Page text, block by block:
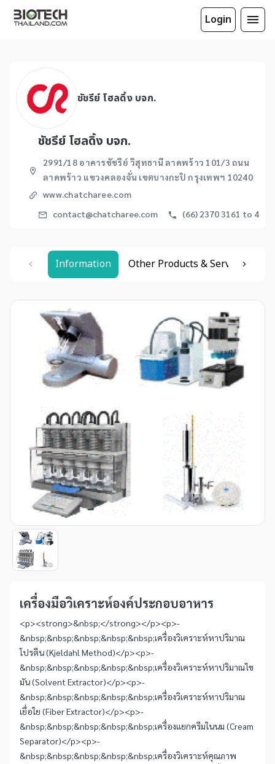
Login
ชัชรีย์ โฮลดิ้ง บจก.
ชัชรีย์ โฮลดิ้ง บจก.
2991/18 อาคารชัชรีย์ วิสุทธานี ลาดพร้าว 101/3 ถนน
ลาดพร้าว แขวงคลองจั่น เขตบางกะปิ กรุงเทพฯ 10240
www.chatcharee.com
contact@chatcharee.com
(66) 2370 3161 to 4
Item
Information Other Products & Services
เครื่องมือวิเคราะห์องค์ประกอบอาหาร
<p><strong>&nbsp;</strong></p><p>-
&nbsp;&nbsp;&nbsp;&nbsp;&nbsp;เครื่องวิเคราะห์หาปริมาณ
โปรตีน (Kjeldahl Method)</p><p>-
&nbsp;&nbsp;&nbsp;&nbsp;&nbsp;เครื่องวิเคราะห์หาปริมาณไข
มัน (Solvent Extractor)</p><p>-
&nbsp;&nbsp;&nbsp;&nbsp;&nbsp;เครื่องวิเคราะห์หาปริมาณ
เยื่อใย (Fiber Extractor)</p><p>-
&nbsp;&nbsp;&nbsp;&nbsp;&nbsp;เครื่องแยกครีมในนม (Cream
Separator)</p><p>-
&nbsp;&nbsp;&nbsp;&nbsp;&nbsp;เครื่องวิเคราะห์คุณภาพ